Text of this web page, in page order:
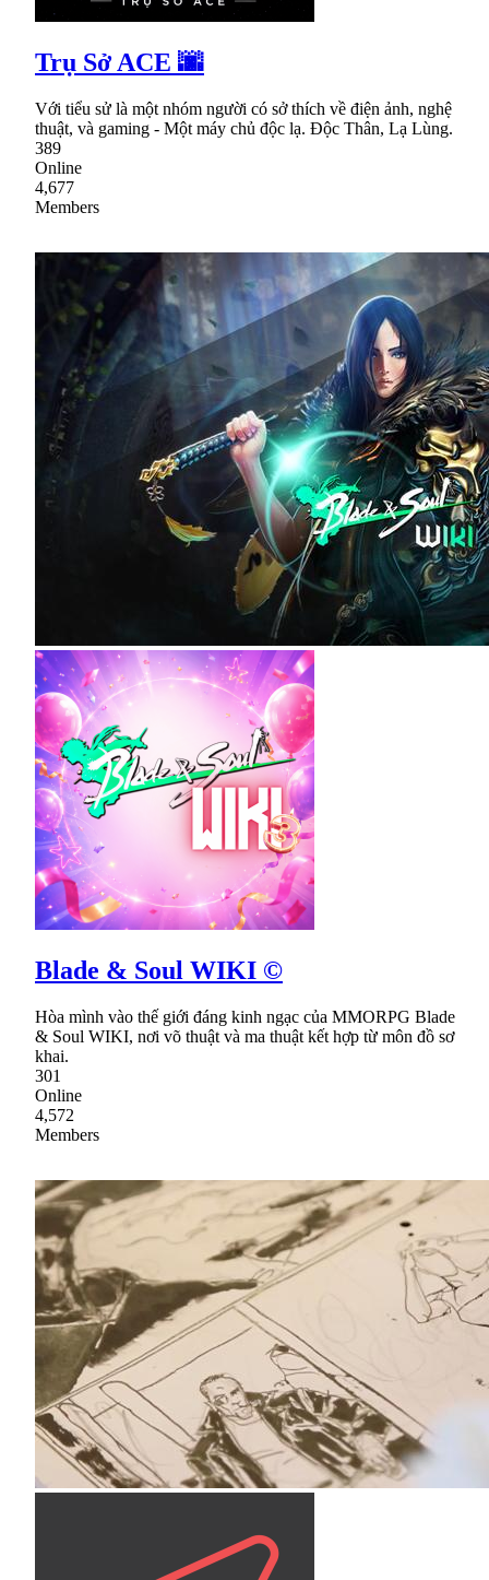
Trụ Sở ACE 🌆
Với tiểu sử là một nhóm người có sở thích về điện ảnh, nghệ
thuật, và gaming - Một máy chủ độc lạ. Độc Thân, Lạ Lùng.
389
Online
4,677
Members
Blade & Soul WIKI ©
Hòa mình vào thế giới đáng kinh ngạc của MMORPG Blade
& Soul WIKI, nơi võ thuật và ma thuật kết hợp từ môn đồ sơ
khai.
301
Online
4,572
Members